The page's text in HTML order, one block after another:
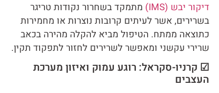
דיקור יבש (IMS)
מתמקד בשחרור נקודות טריגר
בשרירים, אשר לעיתים קרובות נוצרות או מחמירות
כתוצאה ממתח. הטיפול מביא להקלה מהירה בכאב
שרירי עקשני ומאפשר לשרירים לחזור לתפקוד תקין.
☑ קרניו-סקראל: רוגע עמוק ואיזון מערכת
העצבים